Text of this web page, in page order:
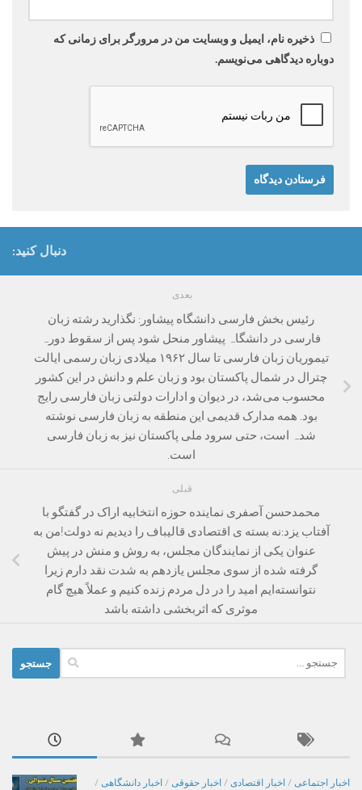
ذخیره نام، ایمیل و وبسایت من در مرورگر برای زمانی که
دوباره دیدگاهی می‌نویسم.
دنبال کنید:
بعدی
رئیس بخش فارسی دانشگاه پیشاور: نگذارید رشته زبان
فارسی در دانشگاہ پیشاور منحل شود پس از سقوط دورہ
تیموریان زبان فارسی تا سال ۱۹۶۲ میلادی زبان رسمی ایالت
چترال در شمال پاکستان بود و زبان علم و دانش در این کشور
محسوب می‌شد، در دیوان و ادارات دولتی زبان فارسی رایج
بود. همه مدارک قدیمی این منطقه به زبان فارسی نوشته
شدہ است، حتی سرود ملی پاکستان نیز به زبان فارسی
است.
قبلی
محمدحسن آصفری نماینده حوزه انتخابیه اراک در گفتگو با
آفتاب یزد:نه بسته ی اقتصادی قالیباف را دیدیم نه دولت!من به
عنوان یکی از نمایندگان مجلس، به روش و منش در پیش
گرفته شده از سوی مجلس یازدهم به شدت نقد دارم زیرا
نتوانسته‌ایم امید را در دل مردم زنده کنیم و عملاً هیچ گام
موثری که اثربخشی داشته باشد
برای:
اخبار اجتماعی / اخبار اقتصادی / اخبار حقوقی / اخبار دانشگاهی /